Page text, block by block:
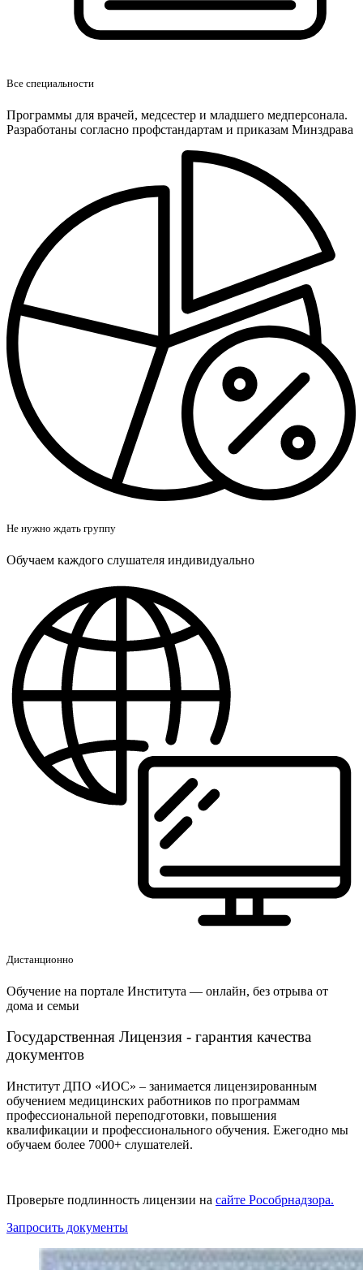
Все специальности
Программы для врачей, медсестер и младшего медперсонала.
Разработаны согласно профстандартам и приказам Минздрава
Не нужно ждать группу
Обучаем каждого слушателя индивидуально
Дистанционно
Обучение на портале Института — онлайн, без отрыва от
дома и семьи
Государственная Лицензия - гарантия качества
документов
Институт ДПО «ИОС» – занимается лицензированным
обучением медицинских работников по программам
профессиональной переподготовки, повышения
квалификации и профессионального обучения. Ежегодно мы
обучаем более 7000+ слушателей.
Проверьте подлинность лицензии на сайте Рособрнадзора.
Запросить документы